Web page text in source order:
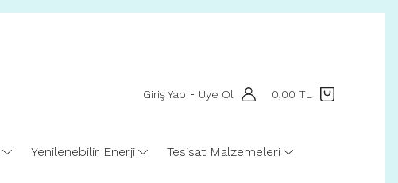
Giriş Yap - Üye Ol 0,00 TL
Yenilenebilir Enerji Tesisat Malzemeleri